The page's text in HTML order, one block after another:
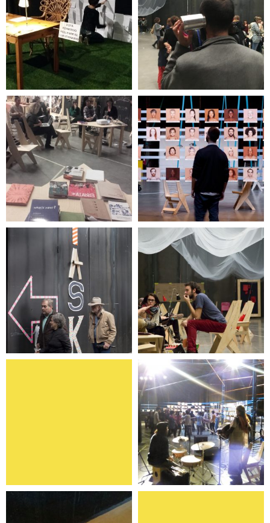
Inclasificable La Tercera Oreja
PDF Color carne
Task Party TeenTero
Pares sin pares